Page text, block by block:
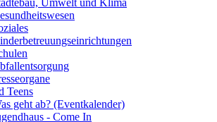
Teens
geht ab? (Eventkalender)
- Come In